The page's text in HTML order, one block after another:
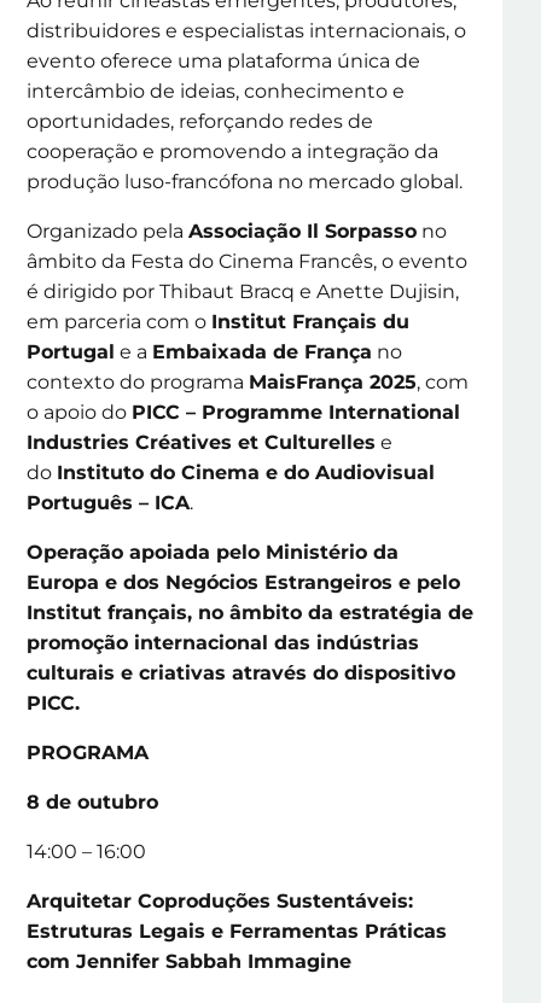
distribuidores e especialistas internacionais, o
evento oferece uma plataforma única de
intercâmbio de ideias, conhecimento e
oportunidades, reforçando redes de
cooperação e promovendo a integração da
produção luso-francófona no mercado global.
Organizado pelaAssociação Il Sorpasso no
âmbito da Festa do Cinema Francês, o evento
é dirigido por Thibaut Bracq e Anette Dujisin,
em parceria com o Institut Français du
Portugal e a Embaixada de França no
contexto do programa MaisFrança 2025, com
o apoio do PICC – Programme International
Industries Créatives et Culturelles e
do Instituto do Cinema e do Audiovisual
Português – ICA.
Operação apoiada pelo Ministério da
Europa e dos Negócios Estrangeiros e pelo
Institut français, no âmbito da estratégia de
promoção internacional das indústrias
culturais e criativas através do dispositivo
PICC.
PROGRAMA
8 de outubro
14:00 – 16:00
Arquitetar Coproduções Sustentáveis:
Estruturas Legais e Ferramentas Práticas
com Jennifer Sabbah Immagine